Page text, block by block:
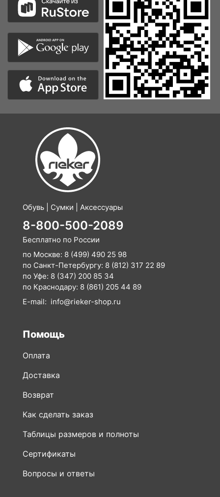
Обувь | Сумки | Аксессуары
8-800-500-2089
Бесплатно по России
по Москве: 8 (499) 490 25 98
по Санкт-Петербургу: 8 (812) 317 22 89
по Уфе: 8 (347) 200 85 34
по Краснодару: 8 (861) 205 44 89
E-mail: info@rieker-shop.ru
Помощь
Оплата
Доставка
Возврат
Как сделать заказ
Таблицы размеров и полноты
Сертификаты
Вопросы и ответы